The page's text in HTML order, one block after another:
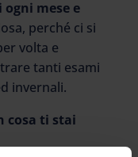
ogni mese e
perché ci si
volta e
tanti esami
invernali.
cosa ti stai